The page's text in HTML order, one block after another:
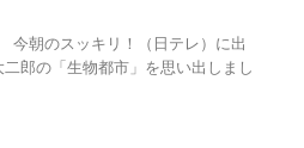
今朝のスッキリ！（日テレ）に出
郎の「生物都市」を思い出しまし